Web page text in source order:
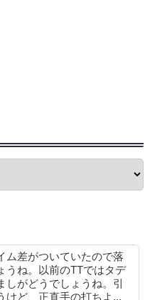
ム差がついていたので落
うね。以前のTTではタデ
しがどうでしょうね。引
けど、正直手の打ちよ...